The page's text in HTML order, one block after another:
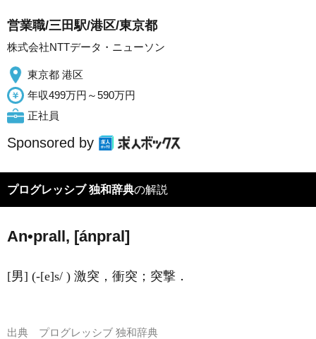
営業職/三田駅/港区/東京都
株式会社NTTデータ・ニューソン
東京都 港区
年収499万円～590万円
正社員
Sponsored by
プログレッシブ 独和辞典の解説
An•prall, [ánpral]
[男] (-[e]s/ ) 激突，衝突；突撃．
出典 プログレッシブ 独和辞典